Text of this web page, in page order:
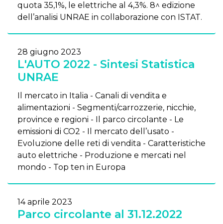
quota 35,1%, le elettriche al 4,3%. 8^ edizione
dell’analisi UNRAE in collaborazione con ISTAT.
28 giugno 2023
L'AUTO 2022 - Sintesi Statistica
UNRAE
Il mercato in Italia - Canali di vendita e
alimentazioni - Segmenti/carrozzerie, nicchie,
province e regioni - Il parco circolante - Le
emissioni di CO2 - Il mercato dell’usato -
Evoluzione delle reti di vendita - Caratteristiche
auto elettriche - Produzione e mercati nel
mondo - Top ten in Europa
14 aprile 2023
Parco circolante al 31.12.2022